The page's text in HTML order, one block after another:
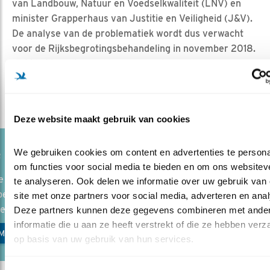
Deze website maakt gebruik van cookies
We gebruiken cookies om content en advertenties te
om functies voor social media te bieden en om ons
te analyseren. Ook delen we informatie over uw gebruik van
site met onze partners voor social media, adverteren en
Deze partners kunnen deze gegevens combineren met
informatie die u aan ze heeft verstrekt of die ze hebben
op basis van uw gebruik van hun services.
van Landbouw, Natuur en Voedselkwaliteit (LNV) en
minister Grapperhaus van Justitie en Veiligheid (J&V).
De analyse van de problematiek wordt dus verwacht
voor de Rijksbegrotingsbehandeling in november 2018.
betreft kan dat plan niet snel genoeg op papier komen…
OP DE HOOGTE MET VOGELNIEUWS
aan voor Vogelnieuws, de gratis nieuwsbrief van
Zo blijf je op de hoogte van nieuws over
en acties van Vogelbescherming.
VOGELNIEUWS